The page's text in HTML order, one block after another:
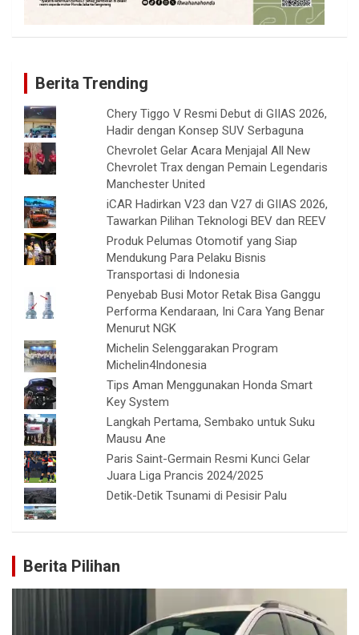
Berita Trending
Chery Tiggo V Resmi Debut di GIIAS 2026,
Hadir dengan Konsep SUV Serbaguna
Chevrolet Gelar Acara Menjajal All New
Chevrolet Trax dengan Pemain Legendaris
Manchester United
iCAR Hadirkan V23 dan V27 di GIIAS 2026,
Tawarkan Pilihan Teknologi BEV dan REEV
Produk Pelumas Otomotif yang Siap
Mendukung Para Pelaku Bisnis
Transportasi di Indonesia
Penyebab Busi Motor Retak Bisa Ganggu
Performa Kendaraan, Ini Cara Yang Benar
Menurut NGK
Michelin Selenggarakan Program
Michelin4Indonesia
Tips Aman Menggunakan Honda Smart
Key System
Langkah Pertama, Sembako untuk Suku
Mausu Ane
Paris Saint-Germain Resmi Kunci Gelar
Juara Liga Prancis 2024/2025
Detik-Detik Tsunami di Pesisir Palu
Berita Pilihan